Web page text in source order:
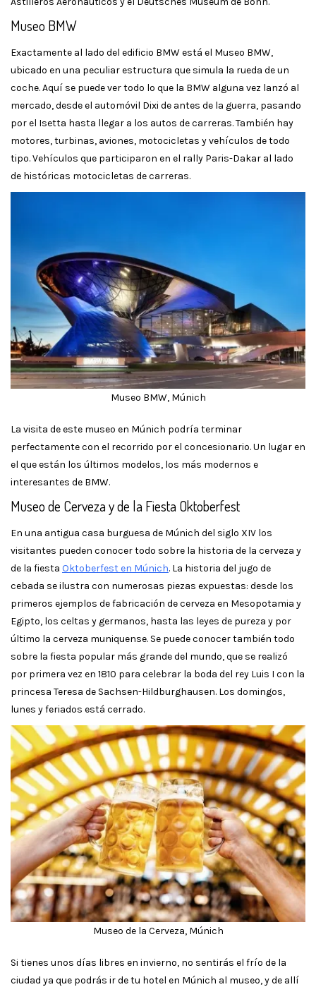
Museo BMW
Exactamente al lado del edificio BMW está el Museo BMW,
ubicado en una peculiar estructura que simula la rueda de un
coche. Aquí se puede ver todo lo que la BMW alguna vez lanzó al
mercado, desde el automóvil Dixi de antes de la guerra, pasando
por el Isetta hasta llegar a los autos de carreras. También hay
motores, turbinas, aviones, motocicletas y vehículos de todo
tipo. Vehículos que participaron en el rally Paris-Dakar al lado
de históricas motocicletas de carreras.
Museo BMW, Múnich
La visita de este museo en Múnich podría terminar
perfectamente con el recorrido por el concesionario. Un lugar en
el que están los últimos modelos, los más modernos e
interesantes de BMW.
Museo de Cerveza y de la Fiesta Oktoberfest
En una antigua casa burguesa de Múnich del siglo XIV los
visitantes pueden conocer todo sobre la historia de la cerveza y
de la fiesta Oktoberfest en Múnich. La historia del jugo de
cebada se ilustra con numerosas piezas expuestas: desde los
primeros ejemplos de fabricación de cerveza en Mesopotamia y
Egipto, los celtas y germanos, hasta las leyes de pureza y por
último la cerveza muniquense. Se puede conocer también todo
sobre la fiesta popular más grande del mundo, que se realizó
por primera vez en 1810 para celebrar la boda del rey Luis I con la
princesa Teresa de Sachsen-Hildburghausen. Los domingos,
lunes y feriados está cerrado.
Museo de la Cerveza, Múnich
Si tienes unos días libres en invierno, no sentirás el frío de la
ciudad ya que podrás ir de tu hotel en Múnich al museo, y de allí